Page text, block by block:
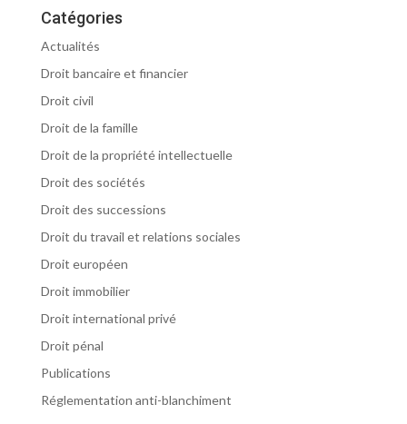
Catégories
Actualités
Droit bancaire et financier
Droit civil
Droit de la famille
Droit de la propriété intellectuelle
Droit des sociétés
Droit des successions
Droit du travail et relations sociales
Droit européen
Droit immobilier
Droit international privé
Droit pénal
Publications
Réglementation anti-blanchiment